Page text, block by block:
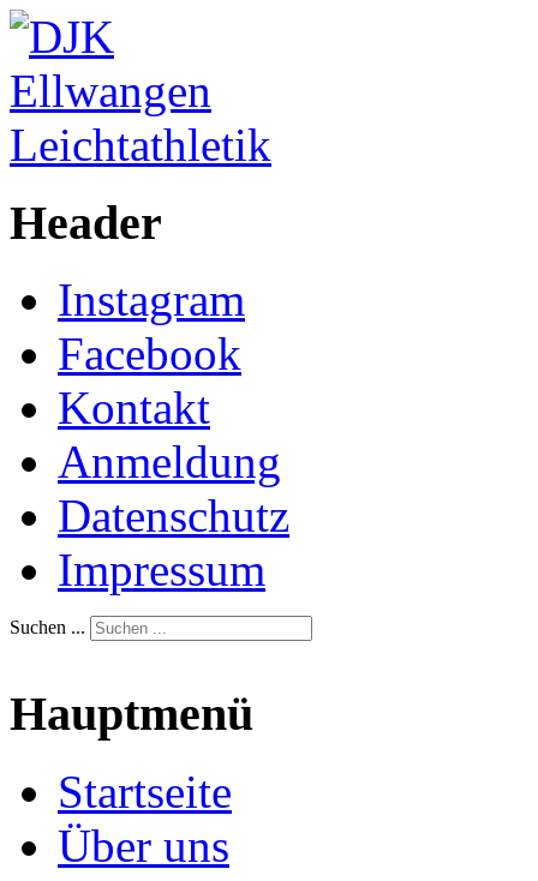
Header
Instagram
Facebook
Kontakt
Anmeldung
Datenschutz
Impressum
Suchen ...
Hauptmenü
Startseite
Über uns